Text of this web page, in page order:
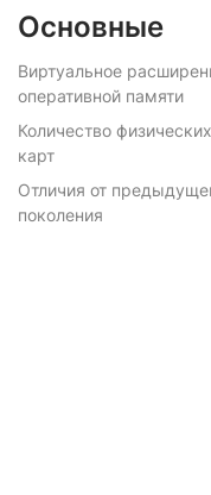
Основные
Виртуальное
оперативной памяти
Количество
карт
Отличия от
поколения